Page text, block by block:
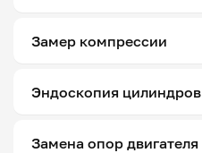
Замер компрессии
Эндоскопия цилиндров
Замена опор двигателя